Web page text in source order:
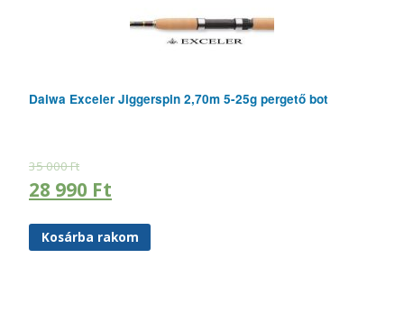
Daiwa Exceler Jiggerspin 2,70m 5-25g pergető bot
35 000Ft
28 990 Ft
Kosárba rakom